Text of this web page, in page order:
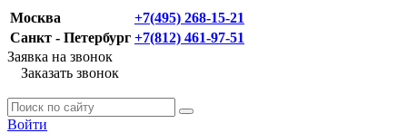
Москва
+7(495) 268-15-21
Санкт - Петербург +7(812) 461-97-51
Заявка на звонок
Заказать звонок
Войти